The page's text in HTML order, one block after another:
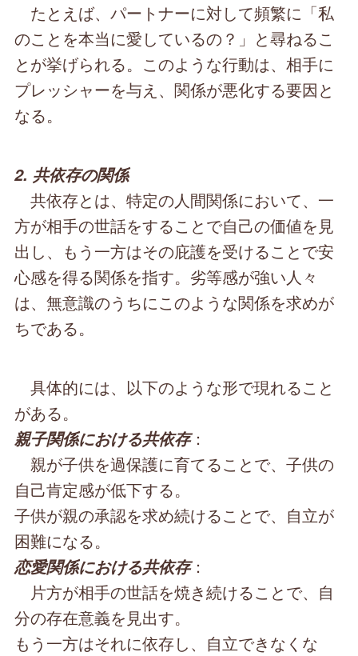
たとえば、パートナーに対して頻繁に「私
のことを本当に愛しているの？」と尋ねるこ
とが挙げられる。このような行動は、相手に
プレッシャーを与え、関係が悪化する要因と
なる。
2. 共依存の関係
共依存とは、特定の人間関係において、一
方が相手の世話をすることで自己の価値を見
出し、もう一方はその庇護を受けることで安
心感を得る関係を指す。劣等感が強い人々
は、無意識のうちにこのような関係を求めが
ちである。
具体的には、以下のような形で現れること
がある。
親子関係における共依存：
親が子供を過保護に育てることで、子供の
自己肯定感が低下する。
子供が親の承認を求め続けることで、自立が
困難になる。
恋愛関係における共依存：
片方が相手の世話を焼き続けることで、自
分の存在意義を見出す。
もう一方はそれに依存し、自立できなくな